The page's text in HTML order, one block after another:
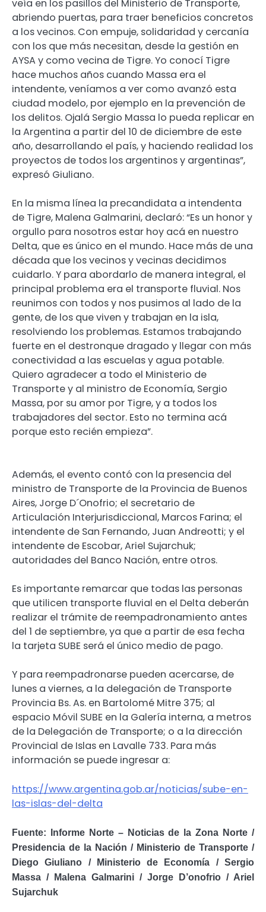
veía en los pasillos del Ministerio de Transporte,
abriendo puertas, para traer beneficios concretos
a los vecinos. Con empuje, solidaridad y cercanía
con los que más necesitan, desde la gestión en
AYSA y como vecina de Tigre. Yo conocí Tigre
hace muchos años cuando Massa era el
intendente, veníamos a ver como avanzó esta
ciudad modelo, por ejemplo en la prevención de
los delitos. Ojalá Sergio Massa lo pueda replicar en
la Argentina a partir del 10 de diciembre de este
año, desarrollando el país, y haciendo realidad los
proyectos de todos los argentinos y argentinas”,
expresó Giuliano.
En la misma línea la precandidata a intendenta
de Tigre, Malena Galmarini, declaró: “Es un honor y
orgullo para nosotros estar hoy acá en nuestro
Delta, que es único en el mundo. Hace más de una
década que los vecinos y vecinas decidimos
cuidarlo. Y para abordarlo de manera integral, el
principal problema era el transporte fluvial. Nos
reunimos con todos y nos pusimos al lado de la
gente, de los que viven y trabajan en la isla,
resolviendo los problemas. Estamos trabajando
fuerte en el destronque dragado y llegar con más
conectividad a las escuelas y agua potable.
Quiero agradecer a todo el Ministerio de
Transporte y al ministro de Economía, Sergio
Massa, por su amor por Tigre, y a todos los
trabajadores del sector. Esto no termina acá
porque esto recién empieza”.
Además, el evento contó con la presencia del
ministro de Transporte de la Provincia de Buenos
Aires, Jorge D´Onofrio; el secretario de
Articulación Interjurisdiccional, Marcos Farina; el
intendente de San Fernando, Juan Andreotti; y el
intendente de Escobar, Ariel Sujarchuk;
autoridades del Banco Nación, entre otros.
Es importante remarcar que todas las personas
que utilicen transporte fluvial en el Delta deberán
realizar el trámite de reempadronamiento antes
del 1 de septiembre, ya que a partir de esa fecha
la tarjeta SUBE será el único medio de pago.
Y para reempadronarse pueden acercarse, de
lunes a viernes, a la delegación de Transporte
Provincia Bs. As. en Bartolomé Mitre 375; al
espacio Móvil SUBE en la Galería interna, a metros
de la Delegación de Transporte; o a la dirección
Provincial de Islas en Lavalle 733. Para más
información se puede ingresar a:
https://www.argentina.gob.ar/noticias/sube-en-
las-islas-del-delta
Fuente: Informe Norte – Noticias de la Zona Norte /
Presidencia de la Nación / Ministerio de Transporte /
Diego Giuliano / Ministerio de Economía / Sergio
Massa / Malena Galmarini / Jorge D’onofrio / Ariel
Sujarchuk